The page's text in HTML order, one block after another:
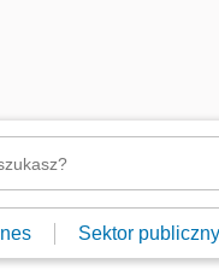
Sektor publiczny